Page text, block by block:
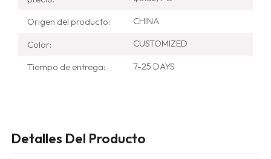
Origen del producto: CHINA
Color: CUSTOMIZED
Tiempo de entrega: 7-25 DAYS
Detalles Del Producto